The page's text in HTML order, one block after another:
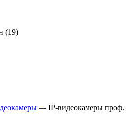
(19)
— IP-видеокамеры проф.